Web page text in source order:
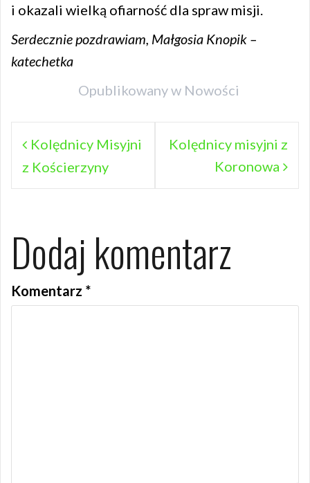
i okazali wielką ofiarność dla spraw misji.
Serdecznie pozdrawiam, Małgosia Knopik –
katechetka
Opublikowany w Nowości
Nawigacja
wpisu
Kolędnicy Misyjni
z Kościerzyny
Kolędnicy misyjni z
Koronowa
Dodaj komentarz
Komentarz *